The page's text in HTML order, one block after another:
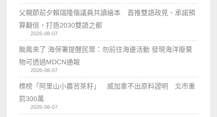
父親節前夕賴瑞隆偕議員共讀繪本 首推雙語政見、承諾預
算翻倍，打造2030雙語之都
2026-08-07
颱風來了 海保署提醒民眾：勿前往海邊活動 發現海洋廢棄
物可透過MDCN通報
2026-08-07
標榜「阿里山小農苦茶籽」 威加拿不出原料證明 北市重
罰300萬
2026-08-07